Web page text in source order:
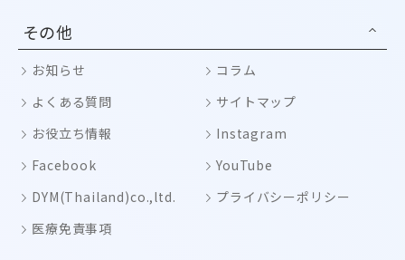
その他
お知らせ
コラム
よくある質問
サイトマップ
お役立ち情報
Instagram
Facebook
YouTube
DYM(Thailand)co.,ltd.
プライバシーポリシー
医療免責事項